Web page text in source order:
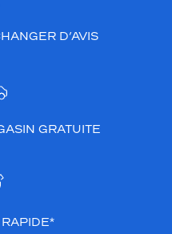
D’AVIS
GRATUITE